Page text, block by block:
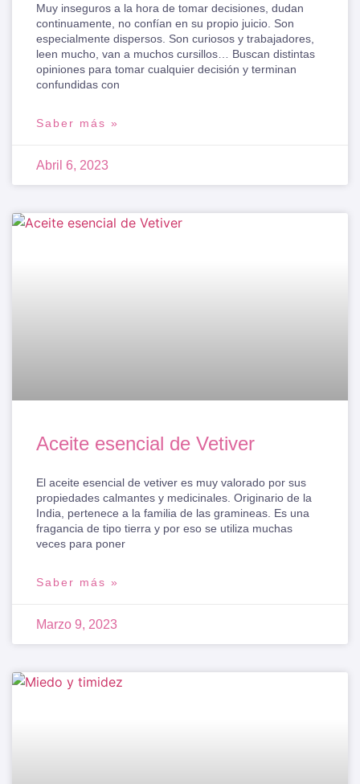
Muy inseguros a la hora de tomar decisiones, dudan
continuamente, no confían en su propio juicio. Son
especialmente dispersos. Son curiosos y trabajadores,
leen mucho, van a muchos cursillos… Buscan distintas
opiniones para tomar cualquier decisión y terminan
confundidas con
Saber más »
Abril 6, 2023
Aceite esencial de Vetiver
El aceite esencial de vetiver es muy valorado por sus
propiedades calmantes y medicinales. Originario de la
India, pertenece a la familia de las gramineas. Es una
fragancia de tipo tierra y por eso se utiliza muchas
veces para poner
Saber más »
Marzo 9, 2023